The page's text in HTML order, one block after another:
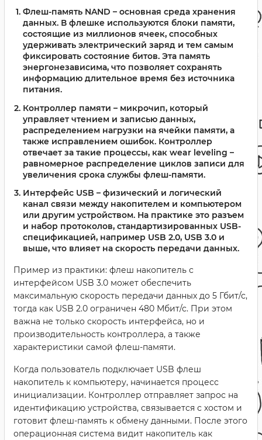
Флеш-память NAND – основная среда хранения
данных. В флешке используются блоки памяти,
состоящие из миллионов ячеек, способных
удерживать электрический заряд и тем самым
фиксировать состояние битов. Эта память
энергонезависима, что позволяет сохранять
информацию длительное время без источника
питания.
Контроллер памяти – микрочип, который
управляет чтением и записью данных,
распределением нагрузки на ячейки памяти, а
также исправлением ошибок. Контроллер
отвечает за такие процессы, как wear leveling –
равномерное распределение циклов записи для
увеличения срока службы флеш-памяти.
Интерфейс USB – физический и логический
канал связи между накопителем и компьютером
или другим устройством. На практике это разъем
и набор протоколов, стандартизированных USB-
спецификацией, например USB 2.0, USB 3.0 и
выше, что влияет на скорость передачи данных.
Пример из практики: флеш накопитель с
интерфейсом USB 3.0 может обеспечить
максимальную скорость передачи данных до 5 Гбит/с,
тогда как USB 2.0 ограничен 480 Мбит/с. При этом
важна не только скорость интерфейса, но и
производительность контроллера, а также
характеристики самой флеш-памяти.
Когда пользователь подключает USB флеш
накопитель к компьютеру, начинается процесс
инициализации. Контроллер отправляет запрос на
идентификацию устройства, связывается с хостом и
готовит флеш-память к обмену данными. После этого
операционная система видит накопитель как